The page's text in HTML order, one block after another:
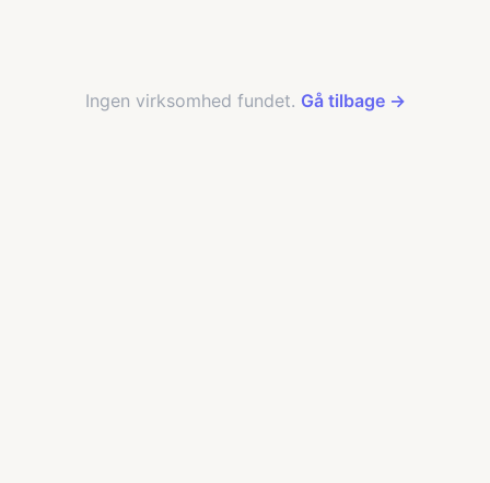
Ingen virksomhed fundet. Gå tilbage →